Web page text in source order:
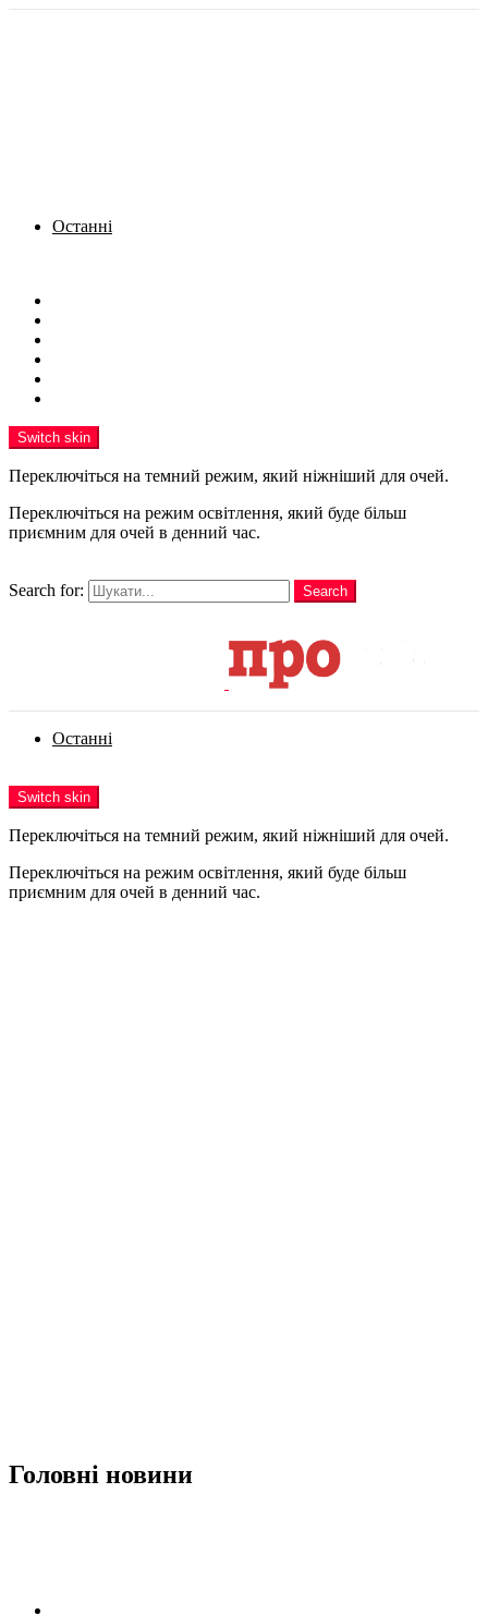
Останні
Switch skin
Переключіться на темний режим, який ніжніший для очей.
Переключіться на режим освітлення, який буде більш
приємним для очей в денний час.
Search for:
Search
Останні
Switch skin
Переключіться на темний режим, який ніжніший для очей.
Переключіться на режим освітлення, який буде більш
приємним для очей в денний час.
Головні новини